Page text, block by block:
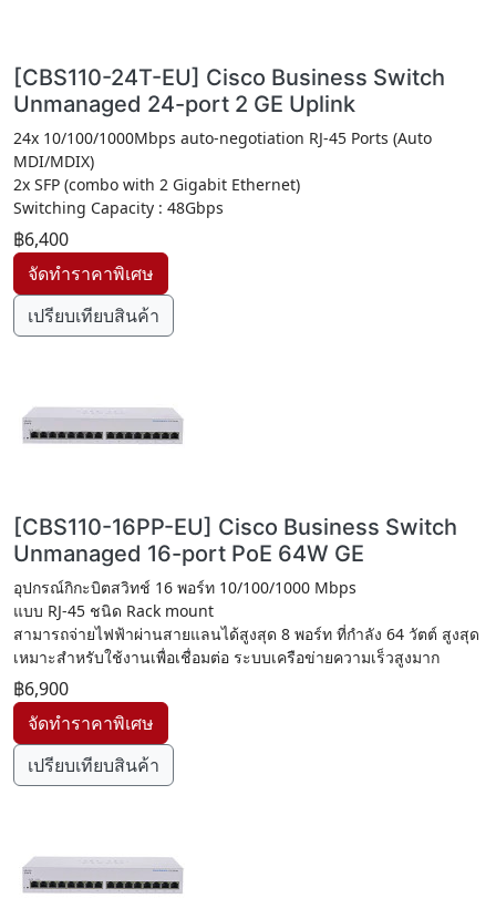
[CBS110-24T-EU] Cisco Business Switch
Unmanaged 24-port 2 GE Uplink
24x 10/100/1000Mbps auto-negotiation RJ-45 Ports (Auto
MDI/MDIX)
2x SFP (combo with 2 Gigabit Ethernet)
Switching Capacity : 48Gbps
฿6,400
เปรียบเทียบสินค้า
[CBS110-16PP-EU] Cisco Business Switch
Unmanaged 16-port PoE 64W GE
อุปกรณ์กิกะบิตสวิทช์ 16 พอร์ท 10/100/1000 Mbps
แบบ RJ-45 ชนิด Rack mount
สามารถจ่ายไฟฟ้าผ่านสายแลนได้สูงสุด 8 พอร์ท ที่กำลัง 64 วัตต์ สูงสุด
เหมาะสำหรับใช้งานเพื่อเชื่อมต่อ ระบบเครือข่ายความเร็วสูงมาก
฿6,900
เปรียบเทียบสินค้า